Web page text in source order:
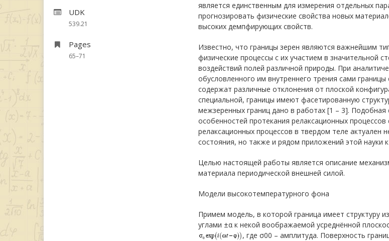
UDK
539.21
Pages
65–71
является единственным для измерения отдельных
прогнозировать физические свойства новых
высоких демпфирующих свойств.
Известно, что границы зерен являются важнейшим
физические процессы с их участием в значительной
воздействий полей различной природы. При
обусловленного им внутреннего трения сами
содержат различные отклонения от плоской
специальной, границы имеют фасетированную
межзеренных границ дано в работах [1 – 3]. Подобная
особенностей протекания релаксационных
релаксационных процессов в твердом теле актуален
состояния, но также и рядом приложений этой науки
Целью настоящей работы является описание
материала периодической внешней силой.
Модели высокотемпературного фона
Примем модель, в которой граница имеет структуру
углами ±α к некой воображаемой усреднённой
, где σ00 – амплитуда. Поверхность